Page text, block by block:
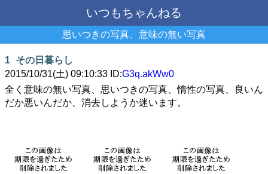
いつもちゃんねる
思いつきの写真、意味の無い写真
1 その日暮らし
2015/10/31(土) 09:10:33 ID:G3q.akWw0
全く意味の無い写真、思いつきの写真、惰性の写真、良いん
だか悪いんだか、消去しようか迷います。